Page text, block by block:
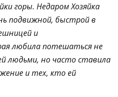
горы. Недаром Хозяйка
подвижной, быстрой в
и
любила потешаться не
людьми, но часто ставила
и тех, кто ей